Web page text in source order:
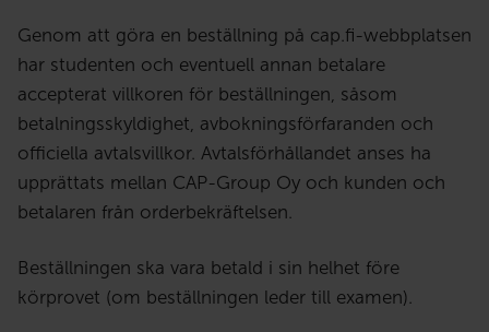
Genom att göra en beställning på cap.fi-webbplatsen
har studenten och eventuell annan betalare
accepterat villkoren för beställningen, såsom
betalningsskyldighet, avbokningsförfaranden och
officiella avtalsvillkor. Avtalsförhållandet anses ha
upprättats mellan CAP-Group Oy och kunden och
betalaren från orderbekräftelsen.
Beställningen ska vara betald i sin helhet före
körprovet (om beställningen leder till examen).